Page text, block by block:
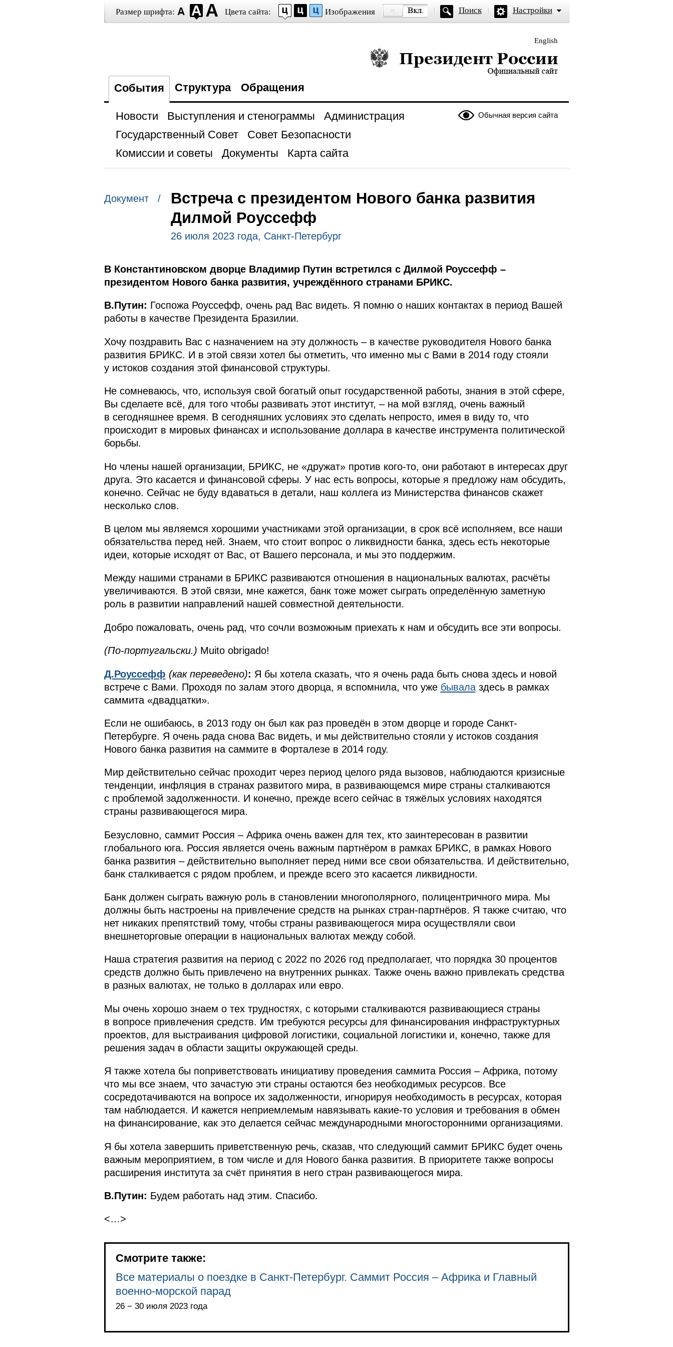
Размер шрифта: Цвета сайта: Изображения Поиск Настройки
English
Президент России — официальный сайт
События Структура Обращения
Обычная версия сайта
Новости Выступления и стенограммы
Администрация
Государственный Совет
Совет Безопасности
Комиссии и советы
Документы Карта сайта
Документ /
Встреча с президентом Нового банка развития
Дилмой Роуссефф
26 июля 2023 года, Санкт-Петербург
В Константиновском дворце Владимир Путин встретился с Дилмой Роуссефф –
президентом Нового банка развития, учреждённого странами БРИКС.
В.Путин: Госпожа Роуссефф, очень рад Вас видеть. Я помню о наших контактах в период Вашей
работы в качестве Президента Бразилии.
Хочу поздравить Вас с назначением на эту должность – в качестве руководителя Нового банка
развития БРИКС. И в этой связи хотел бы отметить, что именно мы с Вами в 2014 году стояли
у истоков создания этой финансовой структуры.
Не сомневаюсь, что, используя свой богатый опыт государственной работы, знания в этой сфере,
Вы сделаете всё, для того чтобы развивать этот институт, – на мой взгляд, очень важный
в сегодняшнее время. В сегодняшних условиях это сделать непросто, имея в виду то, что
происходит в мировых финансах и использование доллара в качестве инструмента политической
борьбы.
Но члены нашей организации, БРИКС, не «дружат» против кого-то, они работают в интересах друг
друга. Это касается и финансовой сферы. У нас есть вопросы, которые я предложу нам обсудить,
конечно. Сейчас не буду вдаваться в детали, наш коллега из Министерства финансов скажет
несколько слов.
В целом мы являемся хорошими участниками этой организации, в срок всё исполняем, все наши
обязательства перед ней. Знаем, что стоит вопрос о ликвидности банка, здесь есть некоторые
идеи, которые исходят от Вас, от Вашего персонала, и мы это поддержим.
Между нашими странами в БРИКС развиваются отношения в национальных валютах, расчёты
увеличиваются. В этой связи, мне кажется, банк тоже может сыграть определённую заметную
роль в развитии направлений нашей совместной деятельности.
Добро пожаловать, очень рад, что сочли возможным приехать к нам и обсудить все эти вопросы.
(По-португальски.) Muito obrigado!
Д.Роуссефф (как переведено): Я бы хотела сказать, что я очень рада быть снова здесь и новой
встрече с Вами. Проходя по залам этого дворца, я вспомнила, что уже бывалаздесь в рамках
саммита «двадцатки».
Если не ошибаюсь, в 2013 году он был как раз проведён в этом дворце и городе Санкт-
Петербурге. Я очень рада снова Вас видеть, и мы действительно стояли у истоков создания
Нового банка развития на саммите в Форталезе в 2014 году.
Мир действительно сейчас проходит через период целого ряда вызовов, наблюдаются кризисные
тенденции, инфляция в странах развитого мира, в развивающемся мире страны сталкиваются
с проблемой задолженности. И конечно, прежде всего сейчас в тяжёлых условиях находятся
страны развивающегося мира.
Безусловно, саммит Россия – Африка очень важен для тех, кто заинтересован в развитии
глобального юга. Россия является очень важным партнёром в рамках БРИКС, в рамках Нового
банка развития – действительно выполняет перед ними все свои обязательства. И действительно,
банк сталкивается с рядом проблем, и прежде всего это касается ликвидности.
Банк должен сыграть важную роль в становлении многополярного, полицентричного мира. Мы
должны быть настроены на привлечение средств на рынках стран-партнёров. Я также считаю, что
нет никаких препятствий тому, чтобы страны развивающегося мира осуществляли свои
внешнеторговые операции в национальных валютах между собой.
Наша стратегия развития на период с 2022 по 2026 год предполагает, что порядка 30 процентов
средств должно быть привлечено на внутренних рынках. Также очень важно привлекать средства
в разных валютах, не только в долларах или евро.
Мы очень хорошо знаем о тех трудностях, с которыми сталкиваются развивающиеся страны
в вопросе привлечения средств. Им требуются ресурсы для финансирования инфраструктурных
проектов, для выстраивания цифровой логистики, социальной логистики и, конечно, также для
решения задач в области защиты окружающей среды.
Я также хотела бы поприветствовать инициативу проведения саммита Россия – Африка, потому
что мы все знаем, что зачастую эти страны остаются без необходимых ресурсов. Все
сосредотачиваются на вопросе их задолженности, игнорируя необходимость в ресурсах, которая
там наблюдается. И кажется неприемлемым навязывать какие-то условия и требования в обмен
на финансирование, как это делается сейчас международными многосторонними организациями.
Я бы хотела завершить приветственную речь, сказав, что следующий саммит БРИКС будет очень
важным мероприятием, в том числе и для Нового банка развития. В приоритете также вопросы
расширения института за счёт принятия в него стран развивающегося мира.
В.Путин: Будем работать над этим. Спасибо.
<…>
Смотрите также:
Все материалы о поездке в Санкт-Петербург. Саммит Россия – Африка и Главный
военно-морской парад
26 − 30 июля 2023 года